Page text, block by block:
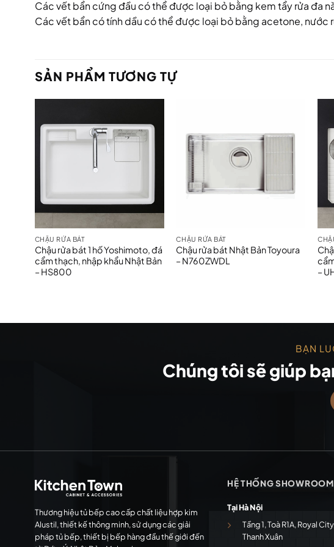
Các vết bẩn cứng đầu có thể được loại bỏ bằng kem tẩy rửa đa
Các vết bẩn có tính dầu có thể được loại bỏ bằng acetone, nước
SẢN PHẨM TƯƠNG TỰ
CHẬU RỬA BÁT
Chậu rửa bát 1 hố Yoshimoto, đá
cẩm thạch, nhập khẩu Nhật Bản
– HS800
CHẬU RỬA BÁT
Chậu rửa bát Nhật Bản Toyoura
– N760ZWDL
–
BẠN
Chúng tôi sẽ giúp
Thương hiệu tủ bếp cao cấp chất liệu hợp kim
Alustil, thiết kế thông minh, sử dụng các giải
pháp tủ bếp, thiết bị bếp hàng đầu thế giới đến
HỆ THỐNG SHOWROOM
Tại Hà Nội
Tầng 1, Toà R1A, Royal
Thanh Xuân